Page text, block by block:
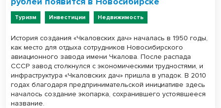
Туризм Инвестиции Недвижимость
История создания «Чкаловских дач» началась в 1950 годы,
как место для отдыха сотрудников Новосибирского
авиационного завода имени Чкалова. После распада
СССР завод столкнулся с экономическими трудностями, и
инфраструктура «Чкаловских дач» пришла в упадок. В 2010
годах благодаря предпринимательской инициативе здесь
началось создание экопарка, сохранившего устоявшееся
название.